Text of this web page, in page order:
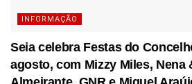
INFORMAÇÃO
Seia celebra Festas do
agosto, com Mizzy Miles, Nena